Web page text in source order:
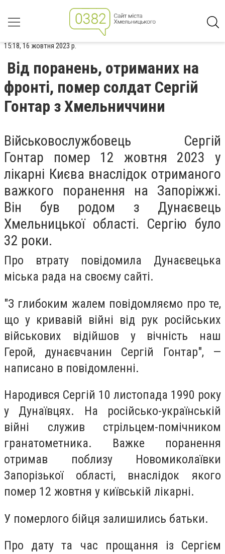
15:18, 16 жовтня 2023 р.
Від поранень, отриманих на
фронті, помер солдат Сергій
Гонтар з Хмельниччини
Військовослужбовець Сергій
Гонтар помер 12 жовтня 2023 у
лікарні Києва внаслідок отриманого
важкого поранення на Запоріжжі.
Він був родом з Дунаєвець
Хмельницької області. Сергію було
32 роки.
Про втрату повідомила Дунаєвецька
міська рада на своєму сайті.
"З глибоким жалем повідомляємо про те,
що у кривавій війні від рук російських
військових відійшов у вічність наш
Герой, дунаєвчанин Сергій Гонтар", —
написано в повідомленні.
Народився Сергій 10 листопада 1990 року
у Дунаївцях. На російсько-українській
війні служив стрільцем-помічником
гранатометника. Важке поранення
отримав поблизу Новомиколаївки
Запорізької області, внаслідок якого
помер 12 жовтня у київській лікарні.
У померлого бійця залишились батьки.
Про дату та час прощання із Сергієм